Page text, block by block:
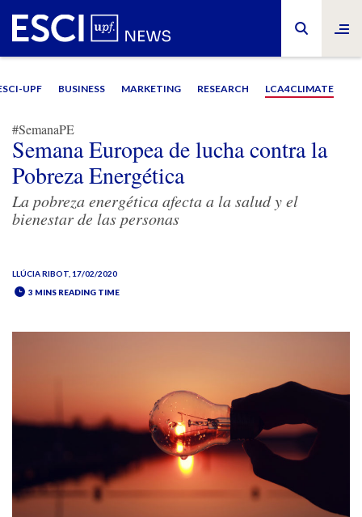
UPF BUSINESS MARKETING RESEARCH LCA4CLIMATE
#SemanaPE
Semana Europea de lucha contra la
Pobreza Energética
La pobreza energética afecta a la salud y el
bienestar de las personas
LLÚCIA RIBOT , 17/02/2020
3 MINS READING TIME